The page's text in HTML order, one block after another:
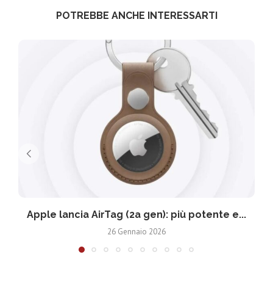
POTREBBE ANCHE INTERESSARTI
Apple lancia AirTag (2a gen): più potente e...
26 Gennaio 2026